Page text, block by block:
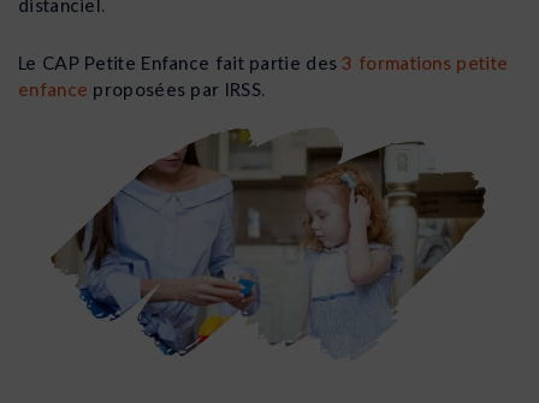
Le CAP Petite Enfance fait partie des3 formations petite
enfance proposées par IRSS.